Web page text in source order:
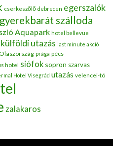
cserkeszőlő debrecen egerszalók
gyerekbarát szálloda
Aquapark hotel bellevue
külföldi utazás last minute akció
prága pécs
hotel siófok sopron szarvas
Hotel Visegrád utazás velencei-tó
zalakaros